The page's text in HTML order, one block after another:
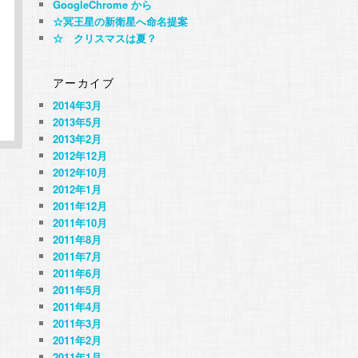
GoogleChrome から
☆冥王星の新衛星へ命名提案
☆ クリスマスは夏？
アーカイブ
2014年3月
2013年5月
2013年2月
2012年12月
2012年10月
2012年1月
2011年12月
2011年10月
2011年8月
2011年7月
2011年6月
2011年5月
2011年4月
2011年3月
2011年2月